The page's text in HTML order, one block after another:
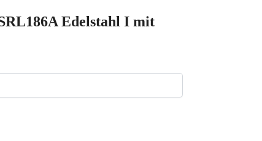
Edelstahl I mit